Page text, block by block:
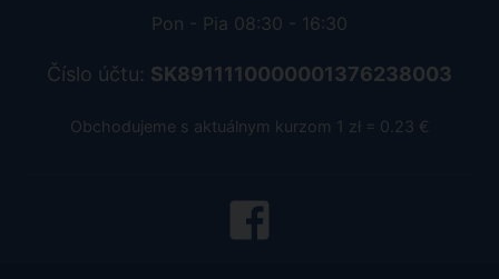
Pon - Pia 08:30 - 16:30
Číslo účtu: SK8911110000001376238003
Obchodujeme s aktuálnym kurzom 1 zł = 0.23 €